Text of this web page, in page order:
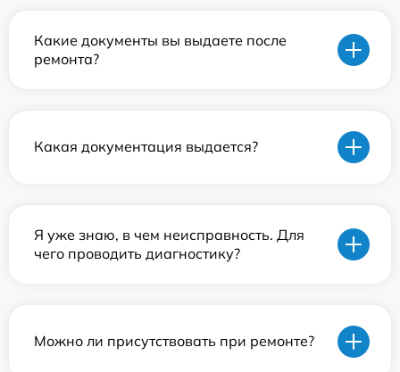
Какие документы вы выдаете после
ремонта?
Какая документация выдается?
Я уже знаю, в чем неисправность. Для
чего проводить диагностику?
Можно ли присутствовать при ремонте?